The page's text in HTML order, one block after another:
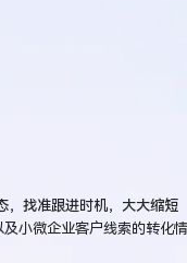
，找准跟进时机，大大缩短
小微企业客户线索的转化情